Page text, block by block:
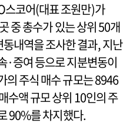
스코어(대표 조원만)가
중 총수가 있는 상위 50개
내역을 조사한 결과, 지난
·증여 등으로 지분변동이
의 주식 매수 규모는 8946
수액 규모 상위 10인의 주
90%를 차지했다.